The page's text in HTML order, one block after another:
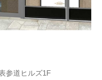
参道ヒルズ1F